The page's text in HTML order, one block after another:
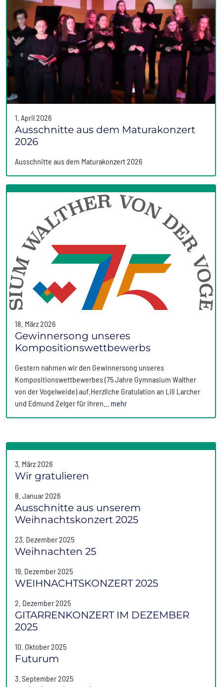
1. April 2026
Ausschnitte aus dem Maturakonzert
2026
Ausschnitte aus dem Maturakonzert 2026
18. März 2026
Gewinnersong unseres
Kompositionswettbewerbs
Gestern nahmen wir den Gewinnersong unseres
Kompositionswettbewerbes (75 Jahre Gymnasium Walther
von der Vogelweide) auf.Herzliche Gratulation an Lili Larcher
und Edmund Zelger für ihren… mehr
3. März 2026
Wir gratulieren
8. Januar 2026
Ausschnitte aus unserem
Weihnachtskonzert 2025
23. Dezember 2025
Weihnachten 25
19. Dezember 2025
WEIHNACHTSKONZERT 2025
2. Dezember 2025
GITARRENKONZERT IM DEZEMBER
2025
10. Oktober 2025
Futurum
3. September 2025